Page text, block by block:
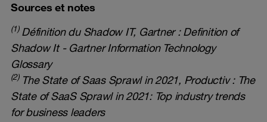
Sources et notes
(1)Définition du Shadow IT, Gartner :Definition of
Shadow It - Gartner Information Technology
Glossary
(2)The State of Saas Sprawl in 2021, Productiv : The
State of SaaS Sprawl in 2021: Top industry trends
for business leaders